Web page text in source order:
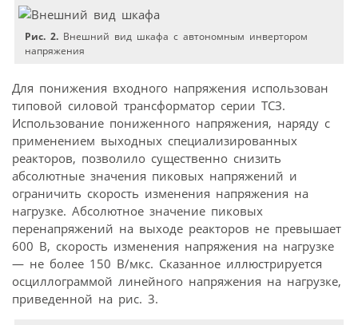
Рис. 2. Внешний вид шкафа с автономным инвертором
напряжения
Для понижения входного напряжения использован
типовой силовой трансформатор серии ТСЗ.
Использование пониженного напряжения, наряду с
применением выходных специализированных
реакторов, позволило существенно снизить
абсолютные значения пиковых напряжений и
ограничить скорость изменения напряжения на
нагрузке. Абсолютное значение пиковых
перенапряжений на выходе реакторов не превышает
600 В, скорость изменения напряжения на нагрузке
— не более 150 В/мкс. Сказанное иллюстрируется
осциллограммой линейного напряжения на нагрузке,
приведенной на рис. 3.